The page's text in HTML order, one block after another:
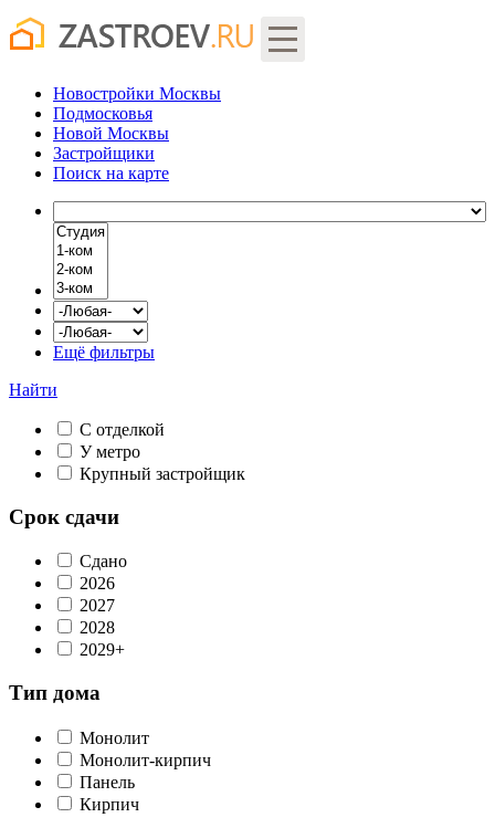
Новостройки Москвы
Подмосковья
Новой Москвы
Застройщики
Поиск на карте
Ещё фильтры
Найти
С отделкой
У метро
Крупный застройщик
Срок сдачи
Сдано
2026
2027
2028
2029+
Тип дома
Монолит
Монолит-кирпич
Панель
Кирпич